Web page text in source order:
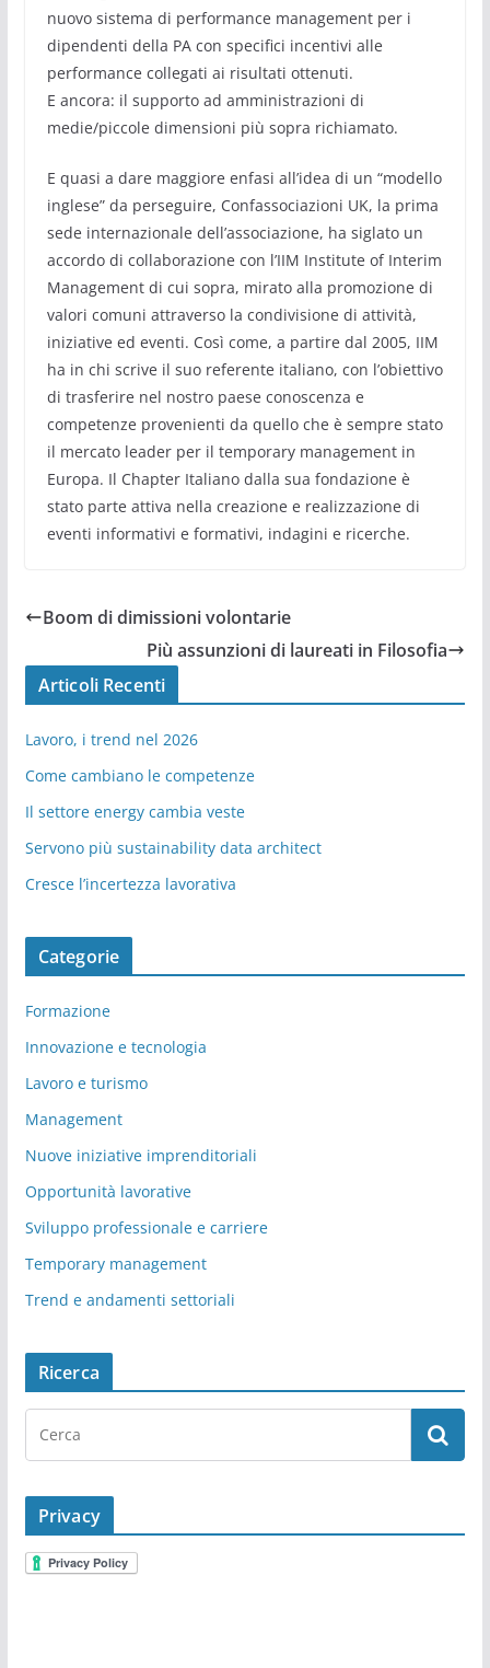
nuovo sistema di performance management per i
dipendenti della PA con specifici incentivi alle
performance collegati ai risultati ottenuti.
E ancora: il supporto ad amministrazioni di
medie/piccole dimensioni più sopra richiamato.
E quasi a dare maggiore enfasi all’idea di un “modello
inglese” da perseguire, Confassociazioni UK, la prima
sede internazionale dell’associazione, ha siglato un
accordo di collaborazione con l’IIM Institute of Interim
Management di cui sopra, mirato alla promozione di
valori comuni attraverso la condivisione di attività,
iniziative ed eventi. Così come, a partire dal 2005, IIM
ha in chi scrive il suo referente italiano, con l’obiettivo
di trasferire nel nostro paese conoscenza e
competenze provenienti da quello che è sempre stato
il mercato leader per il temporary management in
Europa. Il Chapter Italiano dalla sua fondazione è
stato parte attiva nella creazione e realizzazione di
eventi informativi e formativi, indagini e ricerche.
Boom di dimissioni volontarie
Più assunzioni di laureati in Filosofia
Articoli Recenti
Lavoro, i trend nel 2026
Come cambiano le competenze
Il settore energy cambia veste
Servono più sustainability data architect
Cresce l’incertezza lavorativa
Categorie
Formazione
Innovazione e tecnologia
Lavoro e turismo
Management
Nuove iniziative imprenditoriali
Opportunità lavorative
Sviluppo professionale e carriere
Temporary management
Trend e andamenti settoriali
Ricerca
Privacy